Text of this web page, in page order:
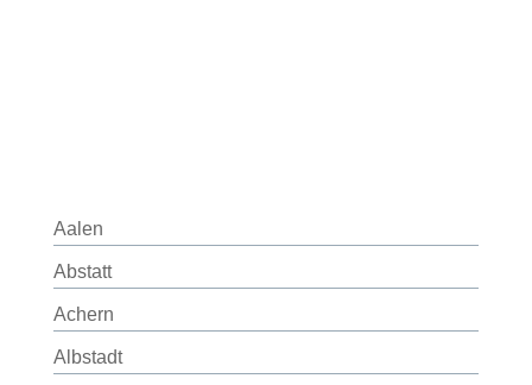
Aalen
Abstatt
Achern
Albstadt